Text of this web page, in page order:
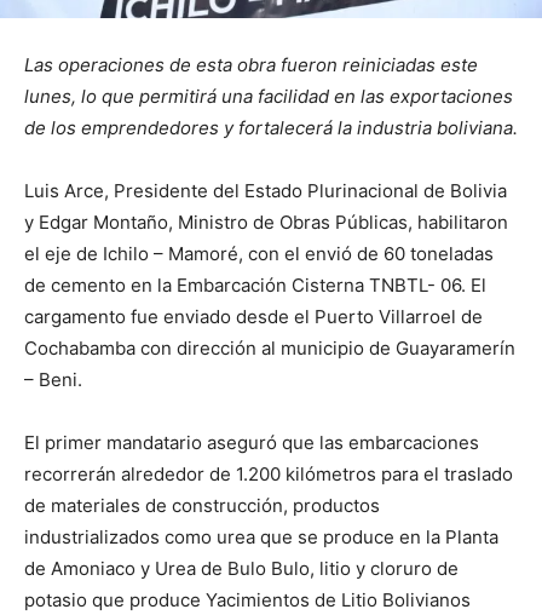
Las operaciones de esta obra fueron reiniciadas este
lunes, lo que permitirá una facilidad en las exportaciones
de los emprendedores y fortalecerá la industria boliviana.
Luis Arce, Presidente del Estado Plurinacional de Bolivia
y Edgar Montaño, Ministro de Obras Públicas, habilitaron
el eje de Ichilo – Mamoré, con el envió de 60 toneladas
de cemento en la Embarcación Cisterna TNBTL- 06. El
cargamento fue enviado desde el Puerto Villarroel de
Cochabamba con dirección al municipio de Guayaramerín
– Beni.
El primer mandatario aseguró que las embarcaciones
recorrerán alrededor de 1.200 kilómetros para el traslado
de materiales de construcción, productos
industrializados como urea que se produce en la Planta
de Amoniaco y Urea de Bulo Bulo, litio y cloruro de
potasio que produce Yacimientos de Litio Bolivianos